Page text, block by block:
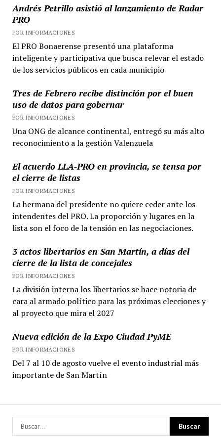
Andrés Petrillo asistió al lanzamiento de Radar
PRO
POR INFORMACIONES
El PRO Bonaerense presentó una plataforma
inteligente y participativa que busca relevar el estado
de los servicios públicos en cada municipio
Tres de Febrero recibe distinción por el buen
uso de datos para gobernar
POR INFORMACIONES
Una ONG de alcance continental, entregó su más alto
reconocimiento a la gestión Valenzuela
El acuerdo LLA-PRO en provincia, se tensa por
el cierre de listas
POR INFORMACIONES
La hermana del presidente no quiere ceder ante los
intendentes del PRO. La proporción y lugares en la
lista son el foco de la tensión en las negociaciones.
3 actos libertarios en San Martín, a días del
cierre de la lista de concejales
POR INFORMACIONES
La división interna los libertarios se hace notoria de
cara al armado político para las próximas elecciones y
al proyecto que mira el 2027
Nueva edición de la Expo Ciudad PyME
POR INFORMACIONES
Del 7 al 10 de agosto vuelve el evento industrial más
importante de San Martín